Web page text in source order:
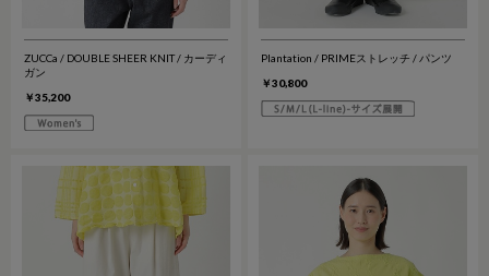
ZUCCa / DOUBLE SHEER KNIT / カーディ
ガン
￥35,200
Plantation / PRIMEストレッチ / パンツ
￥30,800